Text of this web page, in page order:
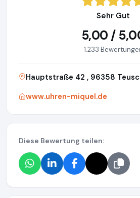
Sehr Gut
5,00 /
1.233
Hauptstraße 42 , 96358
www.uhren-miquel.de
Diese Bewertung teilen: